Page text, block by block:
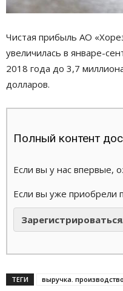
Чистая прибыль АО
увеличилась в январе-
2018 года до 3,7
долларов.
Полный контент
Если вы у нас впервые,
Если вы уже приобрели
ТЕГИ выручка.